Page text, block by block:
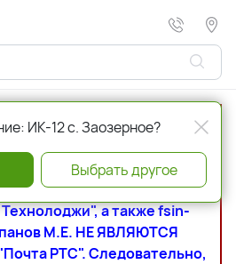
сайт uistorg.ru,
zona-mag.ru, sizo-
moneta.ru, ООО
а также fsin-
М.Е. НЕ ЯВЛЯЮТСЯ
РТС". Следовательно,
ИК-12 с. Заозерное?
Выбрать другое